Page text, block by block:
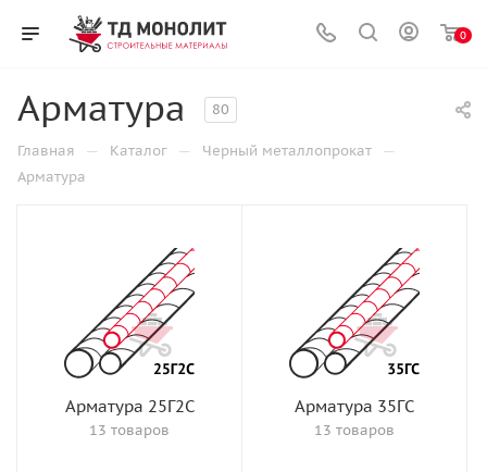
0
Арматура 80
Главная — Каталог — Черный металлопрокат —
Арматура
Арматура 25Г2С
13 товаров
Арматура 35ГС
13 товаров